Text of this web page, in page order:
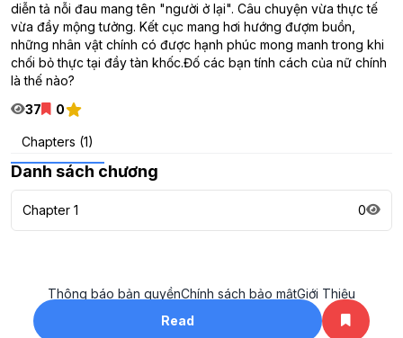
Read
diễn tả nỗi đau mang tên "người ở lại". Câu chuyện vừa thực tế
vừa đầy mộng tưởng. Kết cục mang hơi hướng đượm buồn,
những nhân vật chính có được hạnh phúc mong manh trong khi
chối bỏ thực tại đầy tàn khốc.Đố các bạn tính cách của nữ chính
là thế nào?
37
0
Chapters (1)
Danh sách chương
Chapter 1 0
Thông báo bản quyềnChính sách bảo mậtGiới Thiệu
All rights reserved. ©2023